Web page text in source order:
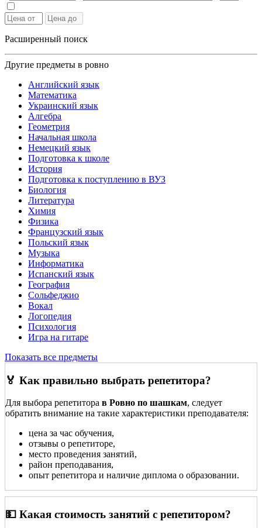
Расширенный поиск
Другие предметы в ровно
Английский язык
Математика
Украинский язык
Алгебра
Геометрия
Начальная школа
Немецкий язык
Подготовка к школе
История
Подготовка к поступлению в ВУЗ
Биология
Литература
Химия
Физика
Французский язык
Польский язык
Музыка
Информатика
Испанский язык
География
Сольфеджио
Вокал
Логопедия
Психология
Игра на гитаре
Показать все предметы
🏅 Как правильно выбрать репетитора?
Для выбора репетитора в Ровно по шашкам, следует
обратить внимание на такие характеристики преподавателя:
цена за час обучения,
отзывы о репетиторе,
место проведения занятий,
район преподавания,
опыт репетитора и наличие диплома о образовании.
💵 Какая стоимость занятий с репетитором?